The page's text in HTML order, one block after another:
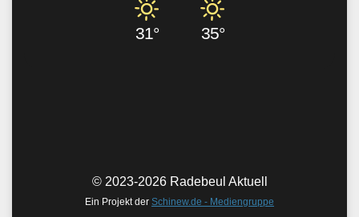
31° 35°
© 2023-2026 Radebeul Aktuell
Ein Projekt der Schinew.de - Mediengruppe